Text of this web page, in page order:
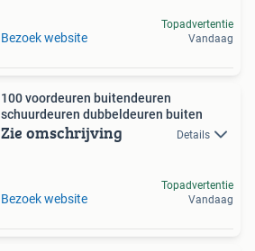
Bezoek website
Topadvertentie
Vandaag
100 voordeuren buitendeuren
schuurdeuren dubbeldeuren buiten
Zie omschrijving Details
Bezoek website
Topadvertentie
Vandaag